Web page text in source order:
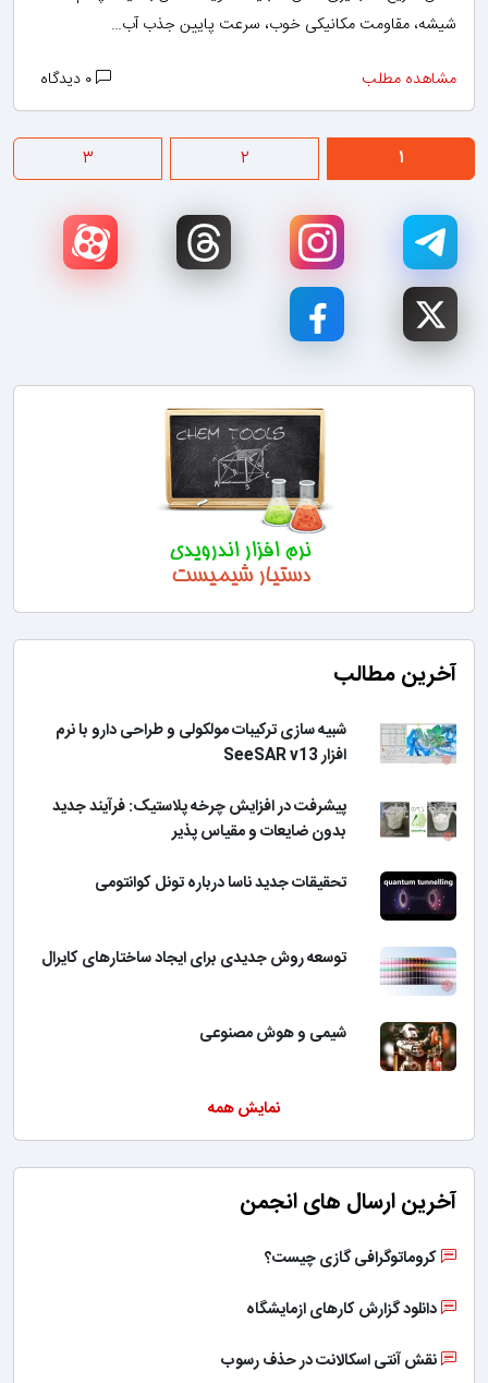
شیشه، مقاومت مکانیکی خوب، سرعت پایین جذب آب…
مشاهده مطلب
۱ ۲ ۳
آخرین مطالب
شبیه سازی ترکیبات مولکولی و طراحی دارو با نرم
افزار SeeSAR v13
پیشرفت در افزایش چرخه پلاستیک: فرآیند جدید
بدون ضایعات و مقیاس پذیر
تحقیقات جدید ناسا درباره تونل کوانتومی
توسعه روش جدیدی برای ایجاد ساختارهای کایرال
شیمی و هوش مصنوعی
نمایش همه
آخرین ارسال های انجمن
کروماتوگرافی گازی چیست؟
دانلود گزارش کارهای ازمایشگاه
نقش آنتی اسکالانت در حذف رسوب